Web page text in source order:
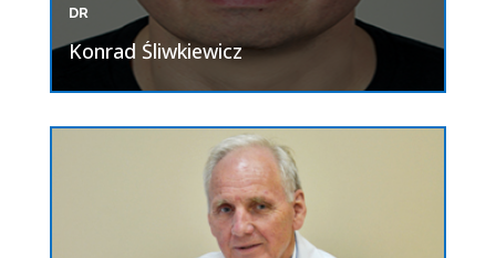
DR
Konrad Śliwkiewicz